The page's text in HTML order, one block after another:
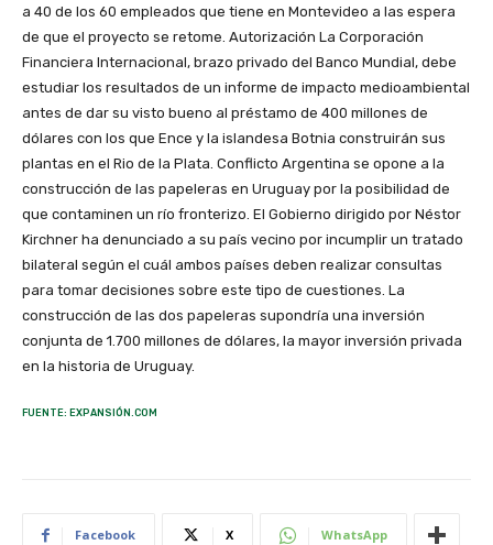
a 40 de los 60 empleados que tiene en Montevideo a las espera
de que el proyecto se retome. Autorización La Corporación
Financiera Internacional, brazo privado del Banco Mundial, debe
estudiar los resultados de un informe de impacto medioambiental
antes de dar su visto bueno al préstamo de 400 millones de
dólares con los que Ence y la islandesa Botnia construirán sus
plantas en el Rio de la Plata. Conflicto Argentina se opone a la
construcción de las papeleras en Uruguay por la posibilidad de
que contaminen un río fronterizo. El Gobierno dirigido por Néstor
Kirchner ha denunciado a su país vecino por incumplir un tratado
bilateral según el cuál ambos países deben realizar consultas
para tomar decisiones sobre este tipo de cuestiones. La
construcción de las dos papeleras supondría una inversión
conjunta de 1.700 millones de dólares, la mayor inversión privada
en la historia de Uruguay.
FUENTE: EXPANSIÓN.COM
Facebook X WhatsApp